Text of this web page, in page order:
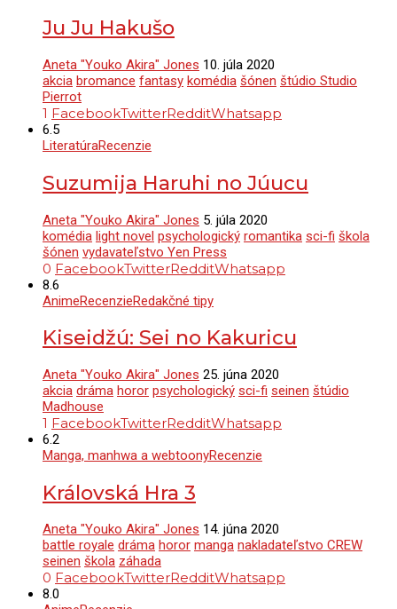
Ju Ju Hakušo
Aneta "Youko Akira" Jones 10. júla 2020
akcia bromance fantasy komédia šónen štúdio Studio
Pierrot
1 FacebookTwitterRedditWhatsapp
6.5
LiteratúraRecenzie
Suzumija Haruhi no Júucu
Aneta "Youko Akira" Jones 5. júla 2020
komédia light novel psychologický romantika sci-fi škola
šónen vydavateľstvo Yen Press
0 FacebookTwitterRedditWhatsapp
8.6
AnimeRecenzieRedakčné tipy
Kiseidžú: Sei no Kakuricu
Aneta "Youko Akira" Jones 25. júna 2020
akcia dráma horor psychologický sci-fi seinen štúdio
Madhouse
1 FacebookTwitterRedditWhatsapp
6.2
Manga, manhwa a webtoonyRecenzie
Královská Hra 3
Aneta "Youko Akira" Jones 14. júna 2020
battle royale dráma horor manga nakladateľstvo CREW
seinen škola záhada
0 FacebookTwitterRedditWhatsapp
8.0